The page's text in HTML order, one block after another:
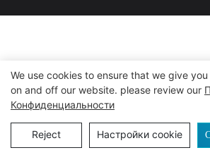
We use cookies to ensure that we give you
on and off our website. please review our
Конфиденциальности
Reject Настройки cookie